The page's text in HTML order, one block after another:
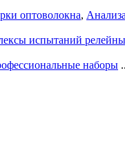
оптоволокна,
испытаний
наборы